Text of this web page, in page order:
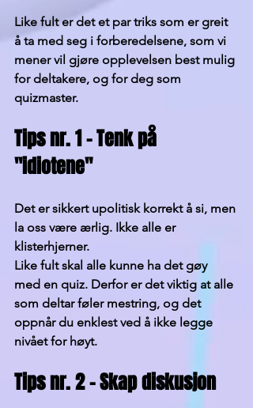
Like fult er det et par triks som er greit
å ta med seg i forberedelsene, som vi
mener vil gjøre opplevelsen best mulig
for deltakere, og for deg som
quizmaster.
Tips nr. 1 – Tenk på
"idiotene"
Det er sikkert upolitisk korrekt å si, men
la oss være ærlig. Ikke alle er
klisterhjerner.
Like fult skal alle kunne ha det gøy
med en quiz. Derfor er det viktig at alle
som deltar føler mestring, og det
oppnår du enklest ved å ikke legge
nivået for høyt.
Tips nr. 2 – Skap diskusjon